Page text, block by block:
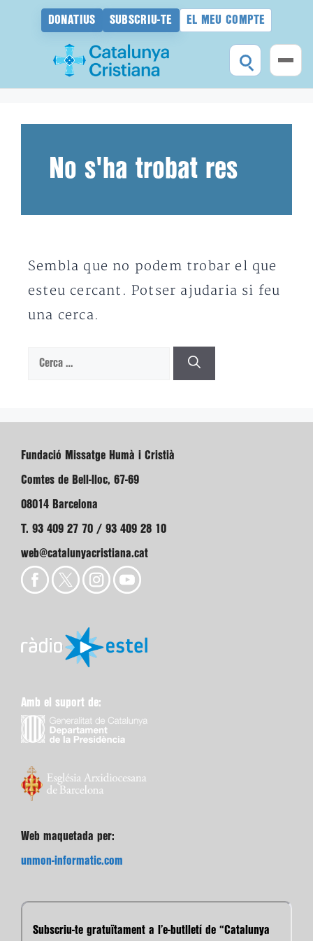
DONATIUS SUBSCRIU-TE EL MEU COMPTE
No s'ha trobat res
Sembla que no podem trobar el que
esteu cercant. Potser ajudaria si feu
una cerca.
Cerca:
Fundació Missatge Humà i Cristià
Comtes de Bell-lloc, 67-69
08014 Barcelona
T. 93 409 27 70 / 93 409 28 10
web@catalunyacristiana.cat
Amb el suport de:
Web maquetada per:
unmon-informatic.com
Subscriu-te gratuïtament a l’e-butlletí de “Catalunya